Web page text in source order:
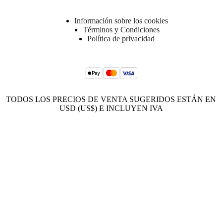
Información sobre los cookies
Términos y Condiciones
Política de privacidad
TODOS LOS PRECIOS DE VENTA SUGERIDOS ESTÁN EN
USD (US$) E INCLUYEN IVA